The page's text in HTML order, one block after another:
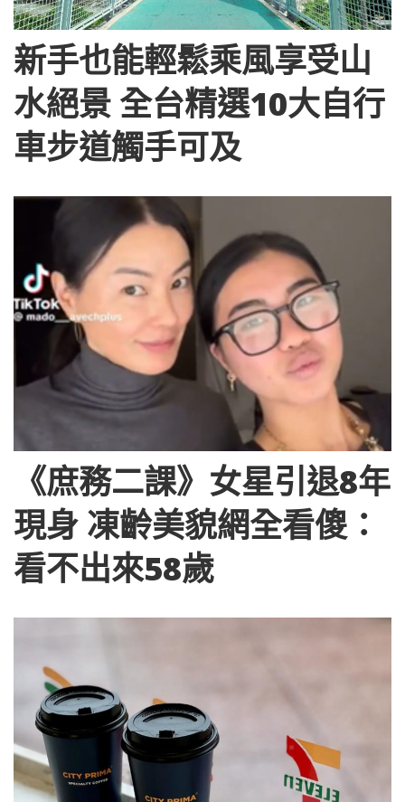
新手也能輕鬆乘風享受山
水絕景 全台精選10大自行
車步道觸手可及
《庶務二課》女星引退8年
現身 凍齡美貌網全看傻：
看不出來58歲